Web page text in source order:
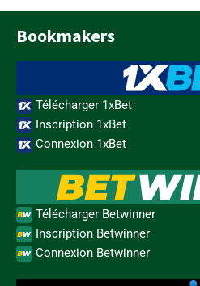
Bookmakers
Télécharger 1xBet
Inscription 1xBet
Connexion 1xBet
Télécharger Betwinner
Inscription Betwinner
Connexion Betwinner